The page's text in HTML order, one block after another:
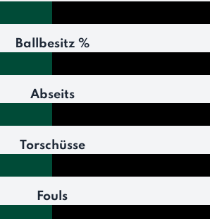
Ballbesitz %
Abseits
Torschüsse
Fouls